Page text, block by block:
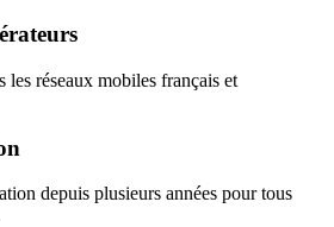
les réseaux mobiles français et
depuis plusieurs années pour tous